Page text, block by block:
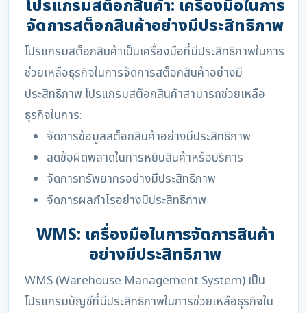
โปรแกรมสต็อกสินค้า: เครื่องมือในการ
จัดการสต็อกสินค้าอย่างมีประสิทธิภาพ
โปรแกรมสต็อกสินค้าเป็นเครื่องมือที่มีประสิทธิภาพในการ
ช่วยเหลือธุรกิจในการจัดการสต็อกสินค้าอย่างมี
ประสิทธิภาพ โปรแกรมสต็อกสินค้าสามารถช่วยเหลือ
ธุรกิจในการ:
จัดการข้อมูลสต็อกสินค้าอย่างมีประสิทธิภาพ
ลดข้อผิดพลาดในการหยิบสินค้าหรือบริการ
จัดการทรัพยากรอย่างมีประสิทธิภาพ
จัดการผลกำไรอย่างมีประสิทธิภาพ
WMS: เครื่องมือในการจัดการสินค้า
อย่างมีประสิทธิภาพ
WMS (Warehouse Management System) เป็น
โปรแกรมบัญชีที่มีประสิทธิภาพในการช่วยเหลือธุรกิจใน